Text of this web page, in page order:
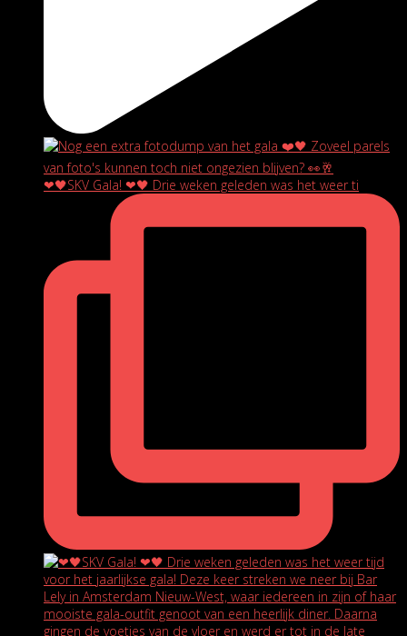
❤🖤SKV Gala! ❤🖤 Drie weken geleden was het weer ti